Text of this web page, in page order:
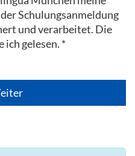
Schulungsanmeldung
und verarbeitet. Die
ich gelesen. *